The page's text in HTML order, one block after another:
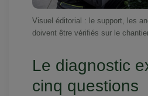
Visuel éditorial : le support, les
doivent être vérifiés sur le
Le diagnostic
cinq questions